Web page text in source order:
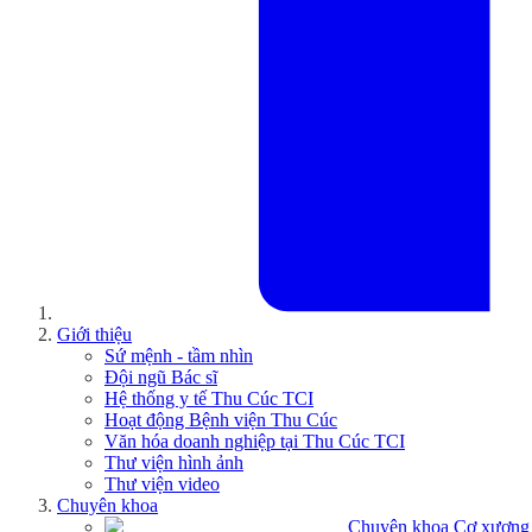
Giới thiệu
Sứ mệnh - tầm nhìn
Đội ngũ Bác sĩ
Hệ thống y tế Thu Cúc TCI
Hoạt động Bệnh viện Thu Cúc
Văn hóa doanh nghiệp tại Thu Cúc TCI
Thư viện hình ảnh
Thư viện video
Chuyên khoa
Chuyên khoa Cơ